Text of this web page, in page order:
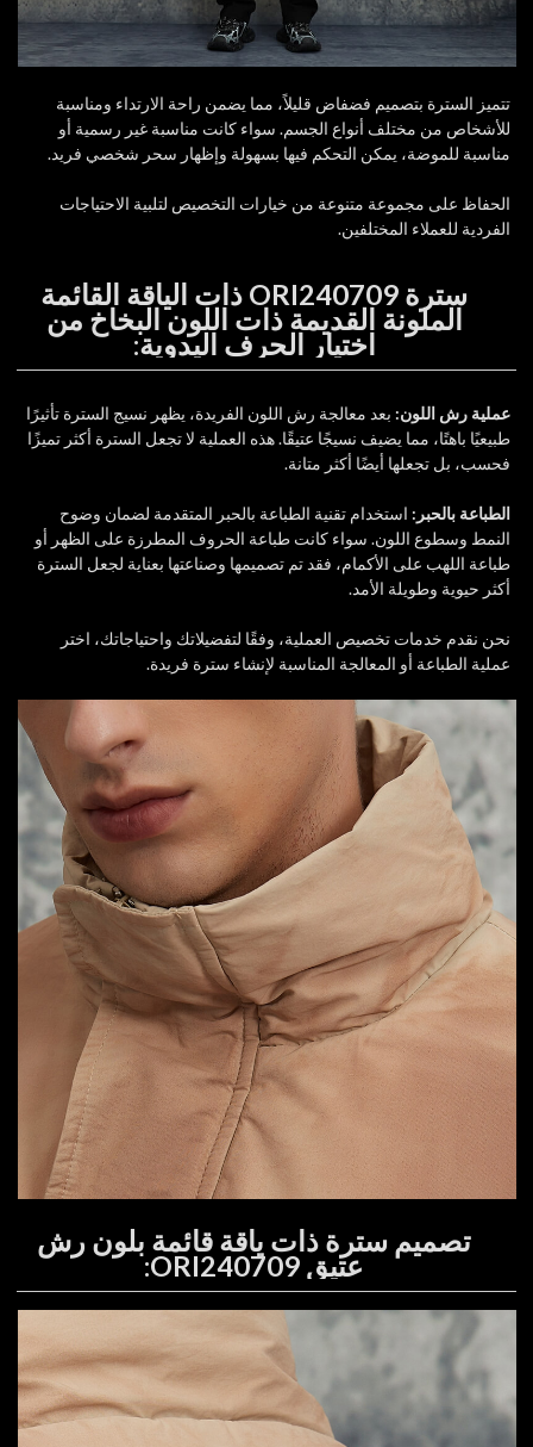
تتميز السترة بتصميم فضفاض قليلاً، مما يضمن راحة الارتداء ومناسبة
للأشخاص من مختلف أنواع الجسم. سواء كانت مناسبة غير رسمية أو
مناسبة للموضة، يمكن التحكم فيها بسهولة وإظهار سحر شخصي فريد.
الحفاظ على مجموعة متنوعة من خيارات التخصيص لتلبية الاحتياجات
الفردية للعملاء المختلفين.
سترة ORI240709 ذات الياقة القائمة
الملونة القديمة ذات اللون البخاخ من
اختيار الحرف اليدوية:
عملية رش اللون: بعد معالجة رش اللون الفريدة، يظهر نسيج السترة تأثيرًا
طبيعيًا باهتًا، مما يضيف نسيجًا عتيقًا. هذه العملية لا تجعل السترة أكثر تميزًا
فحسب، بل تجعلها أيضًا أكثر متانة.
الطباعة بالحبر: استخدام تقنية الطباعة بالحبر المتقدمة لضمان وضوح
النمط وسطوع اللون. سواء كانت طباعة الحروف المطرزة على الظهر أو
طباعة اللهب على الأكمام، فقد تم تصميمها وصناعتها بعناية لجعل السترة
أكثر حيوية وطويلة الأمد.
نحن نقدم خدمات تخصيص العملية، وفقًا لتفضيلاتك واحتياجاتك، اختر
عملية الطباعة أو المعالجة المناسبة لإنشاء سترة فريدة.
تصميم سترة ذات ياقة قائمة بلون رش
عتيق ORI240709: